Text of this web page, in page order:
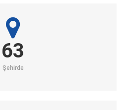
63
Şehirde